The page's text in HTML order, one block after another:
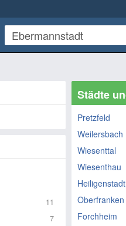
11
7
Städte
Pretzfeld
Weilersbach
Wiesenttal
Wiesenthau
Oberfranken
Forchheim